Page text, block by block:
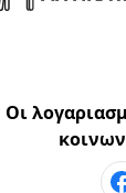
Οι